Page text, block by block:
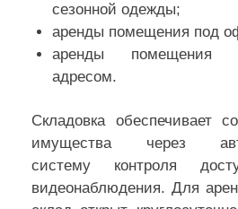
сезонной одежды;
аренды помещения под
аренды помещения
адресом.
Складовка обеспечивает
имущества через
систему контроля
видеонаблюдения. Для